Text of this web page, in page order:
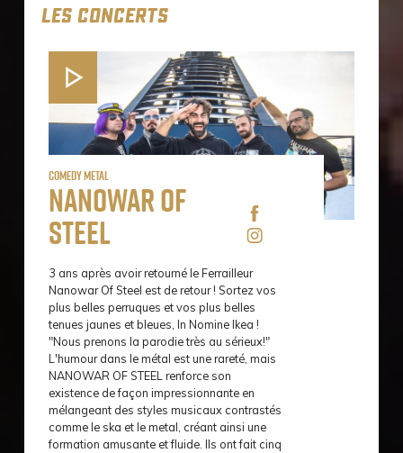
LES CONCERTS
Comedy Metal
Nanowar of
steel
3 ans après avoir retourné le Ferrailleur
Nanowar Of Steel est de retour ! Sortez vos
plus belles perruques et vos plus belles
tenues jaunes et bleues, In Nomine Ikea !
"Nous prenons la parodie très au sérieux!"
L'humour dans le métal est une rareté, mais
NANOWAR OF STEEL renforce son
existence de façon impressionnante en
mélangeant des styles musicaux contrastés
comme le ska et le metal, créant ainsi une
formation amusante et fluide. Ils ont fait cinq